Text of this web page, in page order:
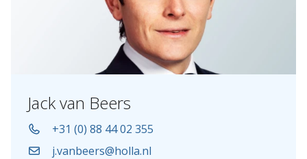
Jack van Beers
+31 (0) 88 44 02 355
j.vanbeers@holla.nl